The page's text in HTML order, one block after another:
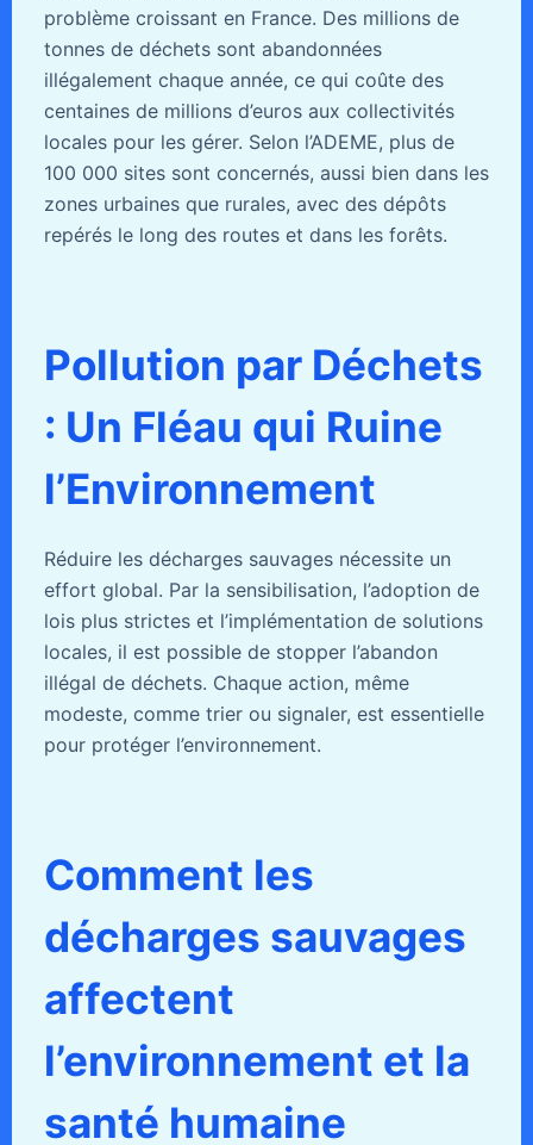
problème croissant en France. Des millions de
tonnes de déchets sont abandonnées
illégalement chaque année, ce qui coûte des
centaines de millions d’euros aux collectivités
locales pour les gérer. Selon l’ADEME, plus de
100 000 sites sont concernés, aussi bien dans les
zones urbaines que rurales, avec des dépôts
repérés le long des routes et dans les forêts.
Pollution par Déchets
: Un Fléau qui Ruine
l’Environnement
Réduire les décharges sauvages nécessite un
effort global. Par la sensibilisation, l’adoption de
lois plus strictes et l’implémentation de solutions
locales, il est possible de stopper l’abandon
illégal de déchets. Chaque action, même
modeste, comme trier ou signaler, est essentielle
pour protéger l’environnement.
Comment les
décharges sauvages
affectent
l’environnement et la
santé humaine